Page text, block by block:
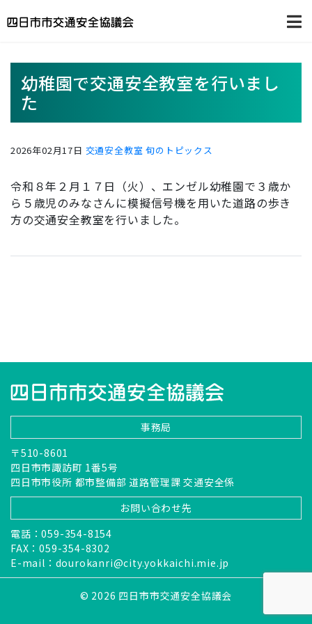
幼稚園で交通安全教室を行いまし
た
2026年02月17日 交通安全教室 旬のトピックス
令和８年２月１７日（火）、エンゼル幼稚園で３歳か
ら５歳児のみなさんに模擬信号機を用いた道路の歩き
方の交通安全教室を行いました。
事務局
〒510-8601
四日市市諏訪町 1番5号
四日市市役所 都市整備部 道路管理課 交通安全係
お問い合わせ先
電話：059-354-8154
FAX：059-354-8302
E-mail： dourokanri@city.yokkaichi.mie.jp
© 2026 四日市市交通安全協議会